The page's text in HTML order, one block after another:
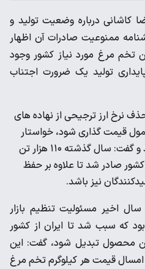
کاشانی درباره وضعیت تولید و
ممنوعیت صادرات آن اظهار
تخم مرغ مورد نیاز کشور وجود
تولید یک ضرورت اجتناب
نرخ ارز ترجیحی از نهاده های
قیمت گذاری شود، خواستار
آزادسازی مجدد صادرات آن شد و گفت: سال گذشته ۱۱۰ هزار تن
تولید کشور صادر شد تا علاوه بر حفظ
نیز باشد.
سال اخیر مسئولیت تنظیم بازار
که سبب شد تا ایران از کشور
محصول تبدیل شود، گفت: این
امسال قیمت هر کیلوگرم تخم مرغ